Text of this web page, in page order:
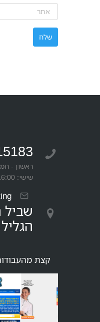
ראשון - חמישי:
שישי: 10:00-16:00
הגליל
קצת